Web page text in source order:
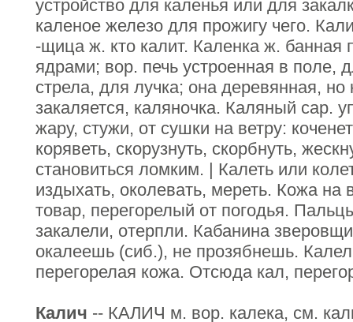
устройство для каленья или для
каленое железо для прожигу чего.
-щица ж. кто калит. Каленка ж. банная
ядрами; вор. печь устроенная в поле,
стрела, для лучка; она деревянная, но
закаляется, каляночка. Каляный сар.
жару, стужи, от сушки на ветру:
коряветь, скорузнуть, скорбнуть,
становиться ломким. | Калеть или
издыхать, околевать, мереть. Кожа на
товар, перегорелый от погодья.
закалели, отерпли. Кабанина
окалеешь (сиб.), не прозябнешь.
перегорелая кожа. Отсюда кал,
Калич -- КАЛИЧ м. вор. калека, см.